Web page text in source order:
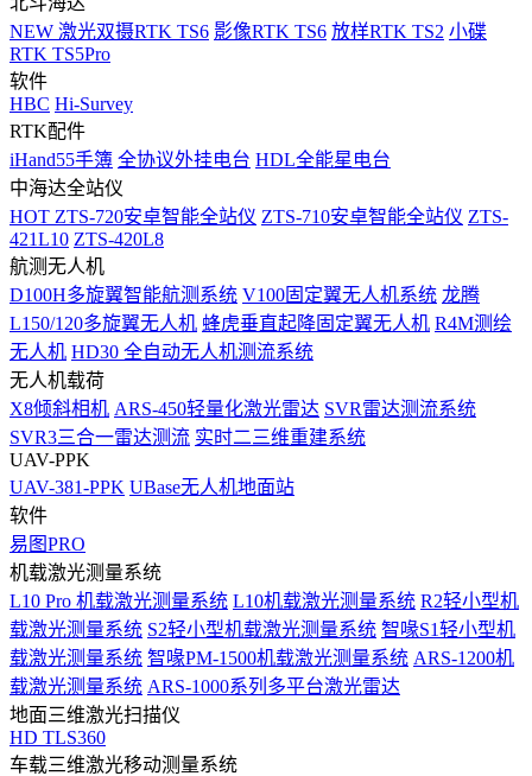
NEW 激光双摄RTK TS6 影像RTK TS6 放样RTK TS2 小碟
RTK TS5Pro
软件
HBC Hi-Survey
RTK配件
iHand55手簿 全协议外挂电台 HDL全能星电台
中海达全站仪
HOT ZTS-720安卓智能全站仪 ZTS-710安卓智能全站仪 ZTS-
421L10 ZTS-420L8
航测无人机
D100H多旋翼智能航测系统 V100固定翼无人机系统 龙腾
L150/120多旋翼无人机 蜂虎垂直起降固定翼无人机 R4M测绘
无人机 HD30 全自动无人机测流系统
无人机载荷
X8倾斜相机 ARS-450轻量化激光雷达 SVR雷达测流系统
SVR3三合一雷达测流 实时二三维重建系统
UAV-PPK
UAV-381-PPK UBase无人机地面站
软件
易图PRO
机载激光测量系统
L10 Pro 机载激光测量系统 L10机载激光测量系统 R2轻小型机
载激光测量系统 S2轻小型机载激光测量系统 智喙S1轻小型机
载激光测量系统 智喙PM-1500机载激光测量系统 ARS-1200机
载激光测量系统 ARS-1000系列多平台激光雷达
地面三维激光扫描仪
HD TLS360
车载三维激光移动测量系统